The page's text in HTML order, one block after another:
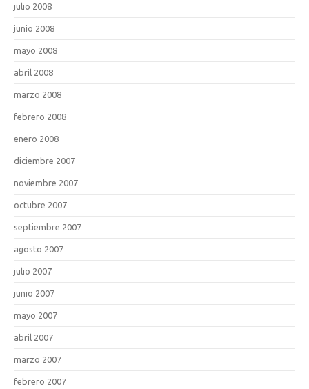
julio 2008
junio 2008
mayo 2008
abril 2008
marzo 2008
febrero 2008
enero 2008
diciembre 2007
noviembre 2007
octubre 2007
septiembre 2007
agosto 2007
julio 2007
junio 2007
mayo 2007
abril 2007
marzo 2007
febrero 2007